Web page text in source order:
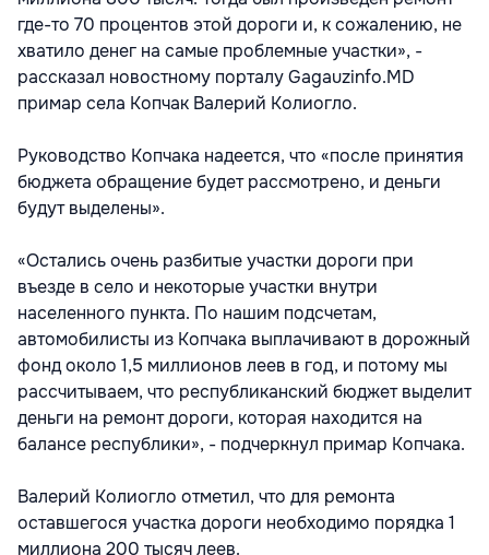
где-то 70 процентов этой дороги и, к сожалению, не
хватило денег на самые проблемные участки», -
рассказал новостному порталу Gagauzinfo.MD
примар села Копчак Валерий Колиогло.
Руководство Копчака надеется, что «после принятия
бюджета обращение будет рассмотрено, и деньги
будут выделены».
«Остались очень разбитые участки дороги при
въезде в село и некоторые участки внутри
населенного пункта. По нашим подсчетам,
автомобилисты из Копчака выплачивают в дорожный
фонд около 1,5 миллионов леев в год, и потому мы
рассчитываем, что республиканский бюджет выделит
деньги на ремонт дороги, которая находится на
балансе республики», - подчеркнул примар Копчака.
Валерий Колиогло отметил, что для ремонта
оставшегося участка дороги необходимо порядка 1
миллиона 200 тысяч леев.